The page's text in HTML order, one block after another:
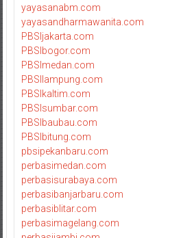
yayasanabm.com
yayasandharmawanita.com
PBSIjakarta.com
PBSIbogor.com
PBSImedan.com
PBSIlampung.com
PBSIkaltim.com
PBSIsumbar.com
PBSIbaubau.com
PBSIbitung.com
pbsipekanbaru.com
perbasimedan.com
perbasisurabaya.com
perbasibanjarbaru.com
perbasiblitar.com
perbasimagelang.com